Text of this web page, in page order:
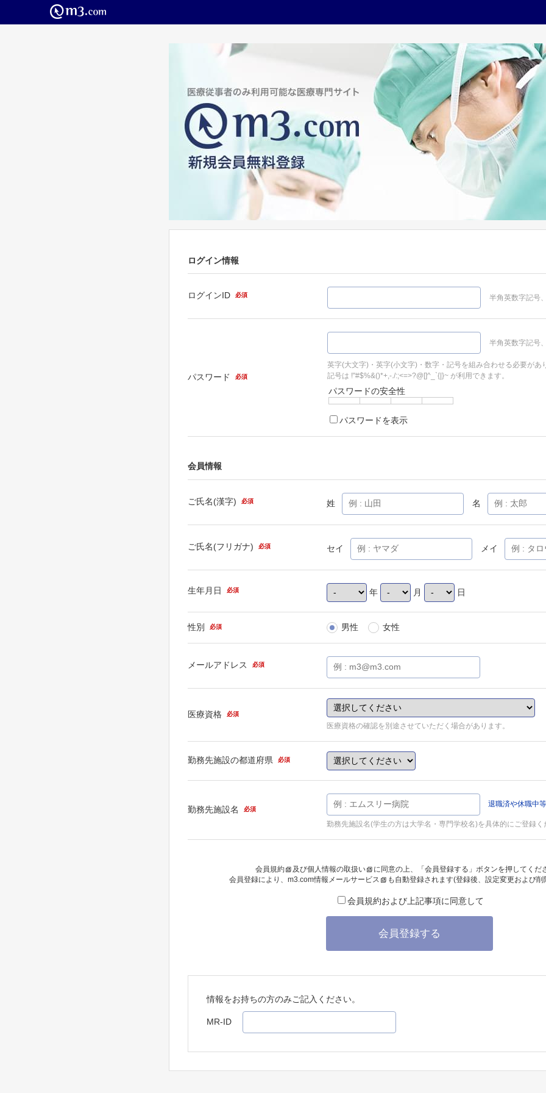
ログイン情報
ログインID 必須 半角英数字記号
パスワード 必須
半角英数字記号
英字(大文字)・英字(小文字)・数字・記号を組み合わせる必要があ
記号は !"#$%&()*+,-./:;<=>?@[]^_`{|}~ が利用できます。
パスワードの安全性
パスワードを表示
会員情報
ご氏名(漢字) 必須 姓 名
ご氏名(フリガナ) 必須 セイ メイ
生年月日 必須 年 月 日
性別 必須 男性 女性
メールアドレス 必須
医療資格 必須
医療資格の確認を別途させていただく場合があります。
勤務先施設の都道府県 必須
勤務先施設名 必須
退職済や休職中
勤務先施設名(学生の方は大学名・専門学校名)を具体的にご登録く
会員規約 及び個人情報の取扱い
に同意の上、「会員登録する」ボタンを押してくだ
会員登録により、 m3.com情報メールサービス も自動登録されます(登録後、設定変更および
会員規約および上記事項に同意して
会員登録する
情報をお持ちの方のみご記入ください。
MR-ID